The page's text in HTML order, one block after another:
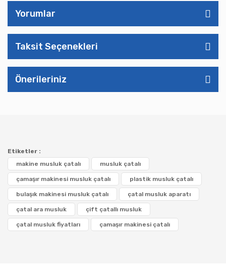
Yorumlar
Taksit Seçenekleri
Önerileriniz
Etiketler :
makine musluk çatalı
musluk çatalı
çamaşır makinesi musluk çatalı plastik musluk çatalı
bulaşık makinesi musluk çatalı çatal musluk aparatı
çatal ara musluk çift çatallı musluk
çatal musluk fiyatları çamaşır makinesi çatalı